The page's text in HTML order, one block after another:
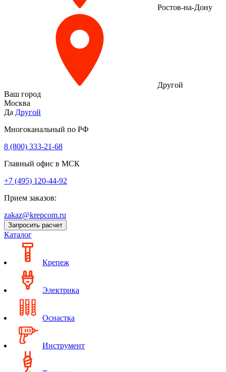
Ростов-на-Дону
Другой
Ваш город
Москва
Да Другой
Многоканальный по РФ
8 (800) 333‑21-68
Главный офис в МСК
+7 (495) 120-44-92
Прием заказов:
zakaz@krepcom.ru
Запросить расчет
Каталог
Крепеж
Электрика
Оснастка
Инструмент